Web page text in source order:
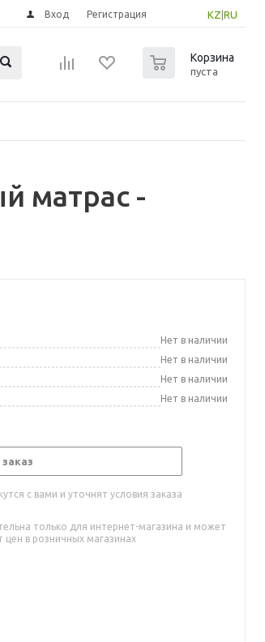
KZ RU
Вход Регистрация
Корзина
пуста
матрас -
Нет в наличии
Нет в наличии
Нет в наличии
Нет в наличии
с вами и уточнят условия заказа
только для интернет-магазина и может
цен в розничных магазинах